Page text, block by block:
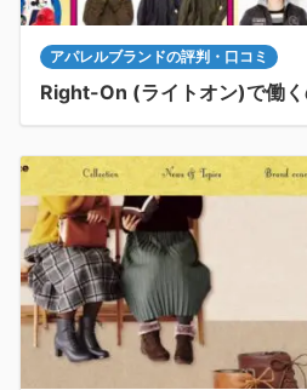
アパレルブランドの評判・口コミ
Right-On (ライトオン)で働く